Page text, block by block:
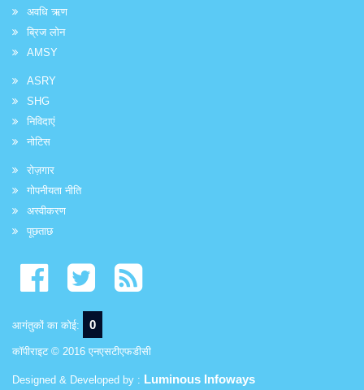
अवधि ऋण
ब्रिज लोन
AMSY
ASRY
SHG
निविदाएं
नोटिस
रोज़गार
गोपनीयता नीति
अस्वीकरण
पूछताछ
आगंतुकों का कोई: 0
कॉपीराइट © 2016 एनएसटीएफडीसी
Designed & Developed by : Luminous Infoways